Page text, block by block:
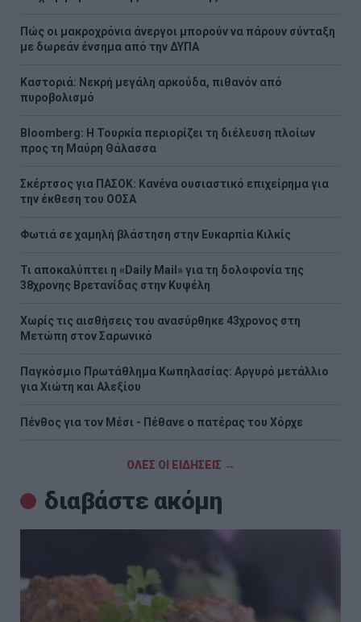
Πώς οι μακροχρόνια άνεργοι μπορούν να πάρουν σύνταξη
με δωρεάν ένσημα από την ΔΥΠΑ
Καστοριά: Νεκρή μεγάλη αρκούδα, πιθανόν από
πυροβολισμό
Bloomberg: Η Τουρκία περιορίζει τη διέλευση πλοίων
προς τη Μαύρη Θάλασσα
Σκέρτσος για ΠΑΣΟΚ: Κανένα ουσιαστικό επιχείρημα για
την έκθεση του ΟΟΣΑ
Φωτιά σε χαμηλή βλάστηση στην Ευκαρπία Κιλκίς
Τι αποκαλύπτει η «Daily Mail» για τη δολοφονία της
38χρονης Βρετανίδας στην Κυψέλη
Χωρίς τις αισθήσεις του ανασύρθηκε 43χρονος στη
Μετώπη στον Σαρωνικό
Παγκόσμιο Πρωτάθλημα Κωπηλασίας: Αργυρό μετάλλιο
για Χιώτη και Αλεξίου
Πένθος για τον Μέσι - Πέθανε ο πατέρας του Χόρχε
ΟΛΕΣ ΟΙ ΕΙΔΗΣΕΙΣ →
διαβάστε ακόμη